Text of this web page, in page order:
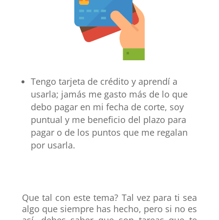
Tengo tarjeta de crédito y aprendí a
usarla; jamás me gasto más de lo que
debo pagar en mi fecha de corte, soy
puntual y me beneficio del plazo para
pagar o de los puntos que me regalan
por usarla.
Que tal con este tema? Tal vez para ti sea
algo que siempre has hecho, pero si no es